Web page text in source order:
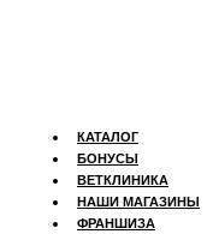
КАТАЛОГ
БОНУСЫ
ВЕТКЛИНИКА
НАШИ МАГАЗИНЫ
ФРАНШИЗА